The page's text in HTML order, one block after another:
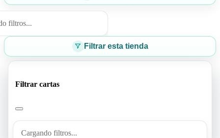
filtros...
Filtrar esta tienda
Filtrar cartas
Cargando filtros...